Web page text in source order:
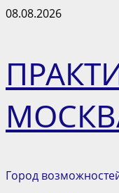
Перейти
08.08.2026
Город